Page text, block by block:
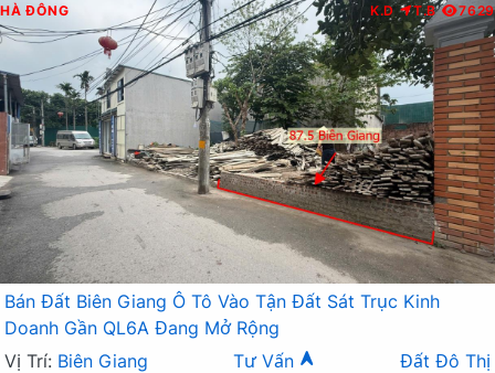
HÀ ĐÔNG K.D T.B 7629
Bán Đất Biên Giang Ô Tô Vào Tận Đất Sát Trục Kinh
Doanh Gần QL6A Đang Mở Rộng
Vị Trí: Biên Giang Tư Vấn
Đất Đô Thị